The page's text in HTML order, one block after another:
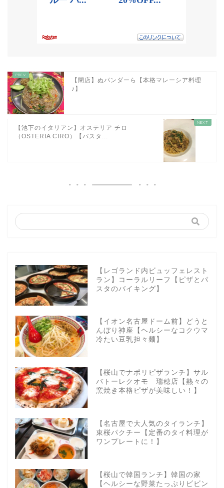
【閉店】ぬパンダーら【本格マレーシア料理
♪】
【池下のイタリアン】オステリア チロ
（OSTERIA CIRO）【パスタ...
【レゴランド内ビュッフェレスト
ラン】コーラルリーフ【ピザとパ
スタのバイキング】
【イオン名古屋ドーム前】どうと
んぼり神座【ヘルシーなコクウマ
冷たい豆乳担々麺】
【桜山でナポリピザランチ】サル
バトーレクオモ 瑞穂店【熱々の
窯焼き本格ピザが美味しい！】
【名古屋で大人気のタイランチ】
東桜パクチー【定番のタイ料理が
ワンプレートに！】
【桜山で韓国ランチ】韓国の家
【ヘルシーな野菜たっぷりビビン